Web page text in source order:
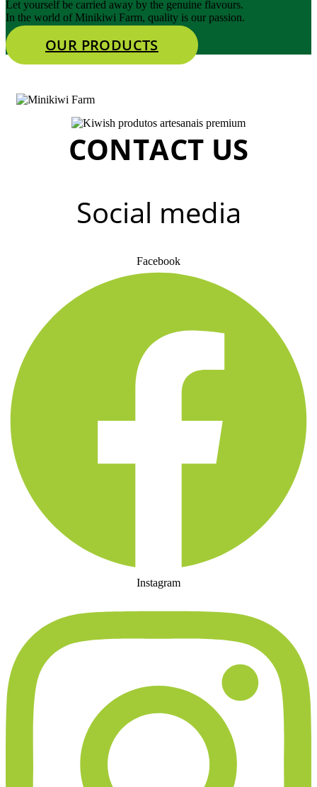
Let yourself be carried away by the genuine flavours.
In the world of Minikiwi Farm, quality is our passion.
OUR PRODUCTS
CONTACT US
Social media
Facebook
Instagram